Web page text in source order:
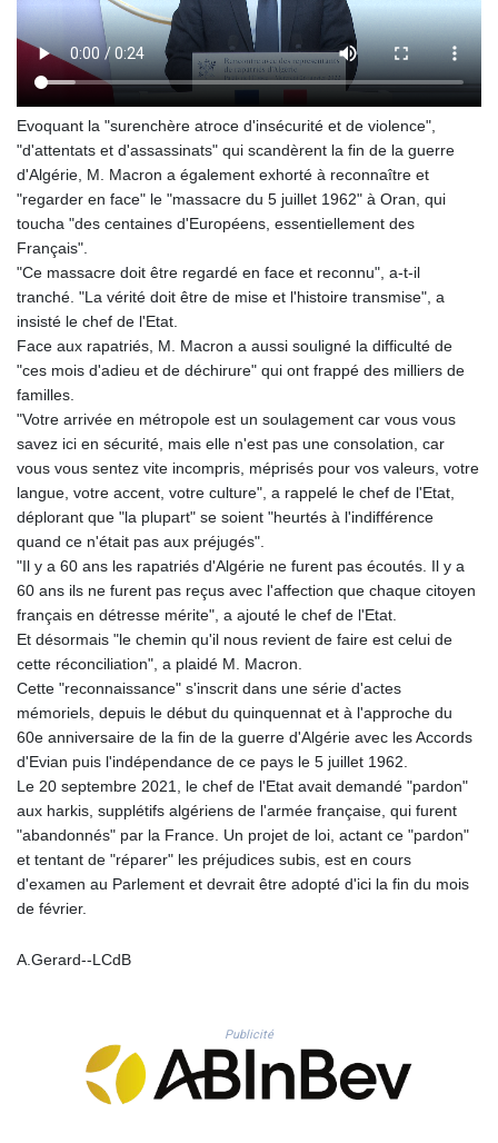
JEP 0.859288
JMD 183.583315
JOD 0.819746
JPY 182.445186
KES 148.887592
KGS 101.104505
KHR 4685.244046
KMF 492.514185
KRW 1627.712241
KWD 0.356853
KZT 541.784389
LAK 26108.437325
103531.946431
LKR 387.745291
LSL 18.648909
LTL 3.413768
LVL 0.699335
LYD 7.358849
MAD 10.757887
MDL 20.102303
MGA 4982.944983
MKD 61.70777
MMK 2427.367709
MNT 4157.510076
MOP 9.34149
MRU 46.349915
MUR 54.396619
MVR 17.862733
MWK 2008.207995
MXN 19.811776
MYR 4.728715
MZN 73.882892
NAD 18.78764
NGN 1577.963717
PAB 1.15598
PEN 3.913564
PGK 5.112721
Evoquant la "surenchère atroce d'insécurité et de violence",
"d'attentats et d'assassinats" qui scandèrent la fin de la guerre
d'Algérie, M. Macron a également exhorté à reconnaître et
"regarder en face" le "massacre du 5 juillet 1962" à Oran, qui
toucha "des centaines d'Européens, essentiellement des
Français".
"Ce massacre doit être regardé en face et reconnu", a-t-il
tranché. "La vérité doit être de mise et l'histoire transmise", a
insisté le chef de l'Etat.
Face aux rapatriés, M. Macron a aussi souligné la difficulté de
"ces mois d'adieu et de déchirure" qui ont frappé des milliers de
familles.
"Votre arrivée en métropole est un soulagement car vous vous
savez ici en sécurité, mais elle n'est pas une consolation, car
vous vous sentez vite incompris, méprisés pour vos valeurs, votre
langue, votre accent, votre culture", a rappelé le chef de l'Etat,
déplorant que "la plupart" se soient "heurtés à l'indifférence
quand ce n'était pas aux préjugés".
"Il y a 60 ans les rapatriés d'Algérie ne furent pas écoutés. Il y a
60 ans ils ne furent pas reçus avec l'affection que chaque citoyen
français en détresse mérite", a ajouté le chef de l'Etat.
Et désormais "le chemin qu'il nous revient de faire est celui de
cette réconciliation", a plaidé M. Macron.
Cette "reconnaissance" s'inscrit dans une série d'actes
mémoriels, depuis le début du quinquennat et à l'approche du
60e anniversaire de la fin de la guerre d'Algérie avec les Accords
d'Evian puis l'indépendance de ce pays le 5 juillet 1962.
Le 20 septembre 2021, le chef de l'Etat avait demandé "pardon"
aux harkis, supplétifs algériens de l'armée française, qui furent
"abandonnés" par la France. Un projet de loi, actant ce "pardon"
et tentant de "réparer" les préjudices subis, est en cours
d'examen au Parlement et devrait être adopté d'ici la fin du mois
de février.
A.Gerard--LCdB
Publicité